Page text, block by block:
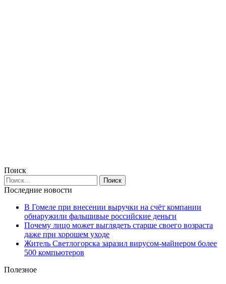
Поиск
Последние новости
В Гомеле при внесении выручки на счёт компании
обнаружили фальшивые российские деньги
Почему лицо может выглядеть старше своего возраста
даже при хорошем уходе
Житель Светлогорска заразил вирусом-майнером более
500 компьютеров
Полезное